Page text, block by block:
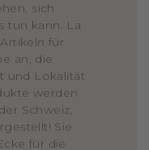
sich
tun kann. La
für
an, die
und Lokalität
werden
Schweiz,
Sie
für die